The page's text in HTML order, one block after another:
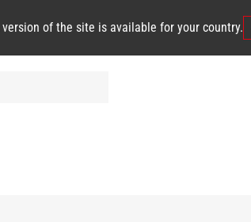
version of the site is available for your country.